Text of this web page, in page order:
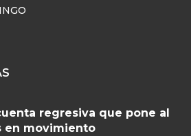
regresiva que pone al
en movimiento